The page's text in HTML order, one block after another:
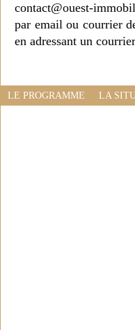
contact@ouest-
par email ou courrier
en adressant un
LE PROGRAMME LA